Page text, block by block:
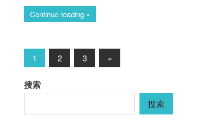
Continue reading
文
章
分
页
1 2 3
Next
Posts
»
搜索
搜索